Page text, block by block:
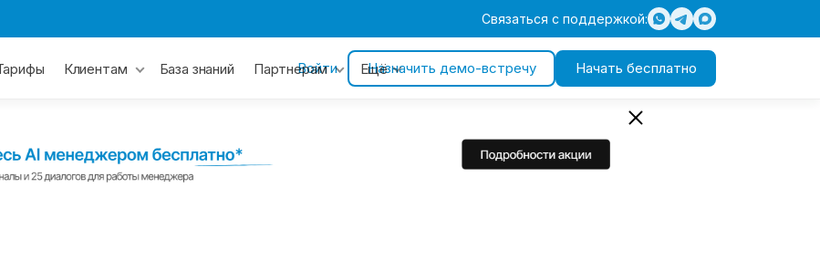
Связаться с поддержкой:
Клиентам База знаний Партнерам Ещё
Войти Назначить демо-встречу Начать бесплатно